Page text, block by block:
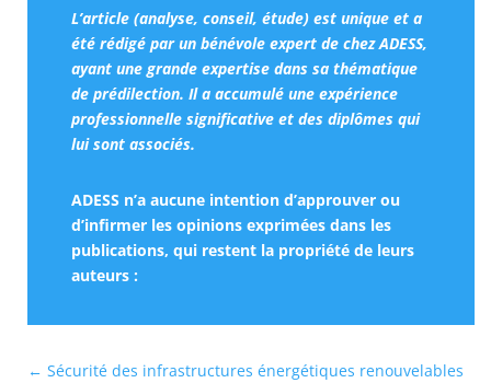
L’article (analyse, conseil, étude) est unique et a
été rédigé par un bénévole expert de chez ADESS,
ayant une grande expertise dans sa thématique
de prédilection. Il a accumulé une expérience
professionnelle significative et des diplômes qui
lui sont associés.
ADESS n’a aucune intention d’approuver ou
d’infirmer les opinions exprimées dans les
publications, qui restent la propriété de leurs
auteurs :
← Sécurité des infrastructures énergétiques renouvelables